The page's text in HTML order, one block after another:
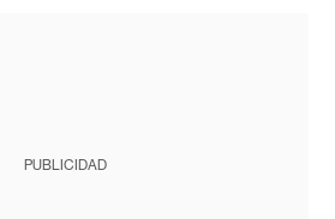
PUBLICIDAD